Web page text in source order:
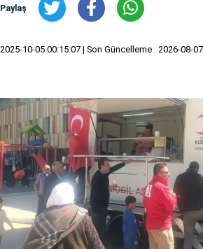
Paylaş
2025-10-05 00:15:07 | Son Güncelleme : 2026-08-